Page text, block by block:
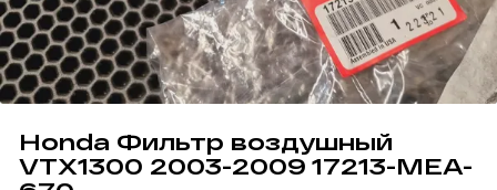
Honda Фильтр воздушный
VTX1300 2003-2009 17213-MEA-